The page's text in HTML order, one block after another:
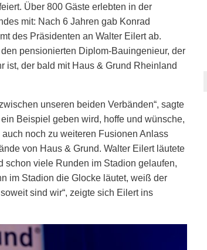
Über 800 Gäste erlebten in der
mit: Nach 6 Jahren gab Konrad
des Präsidenten an Walter Eilert ab.
pensionierten Diplom-Bauingenieur, der
ist, der bald mit Haus & Grund Rheinland
unseren beiden Verbänden“, sagte
Beispiel geben wird, hoffe und wünsche,
noch zu weiteren Fusionen Anlass
von Haus & Grund. Walter Eilert läutete
schon viele Runden im Stadion gelaufen,
im Stadion die Glocke läutet, weiß der
sind wir“, zeigte sich Eilert ins